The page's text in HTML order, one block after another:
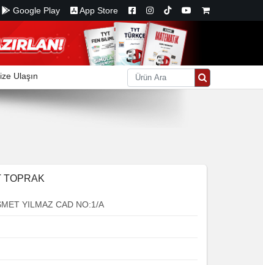
Google Play App Store
Ulaşın
TOPRAK
YILMAZ CAD NO:1/A